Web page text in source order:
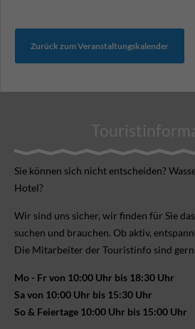
Zurück zum Veranstaltungskalender
Sie können sich nicht ent­scheiden?
Hotel?
Wir sind uns sicher, wir finden für Sie
suchen und brauchen. Ob aktiv,
Die Mitarbeiter der Touristinfo sind gern
Mo - Fr von 10:00 Uhr bis 18:30 Uhr
Sa von 10:00 Uhr bis 15:30 Uhr
So & Feiertage 10:00 Uhr bis 15:00 Uhr